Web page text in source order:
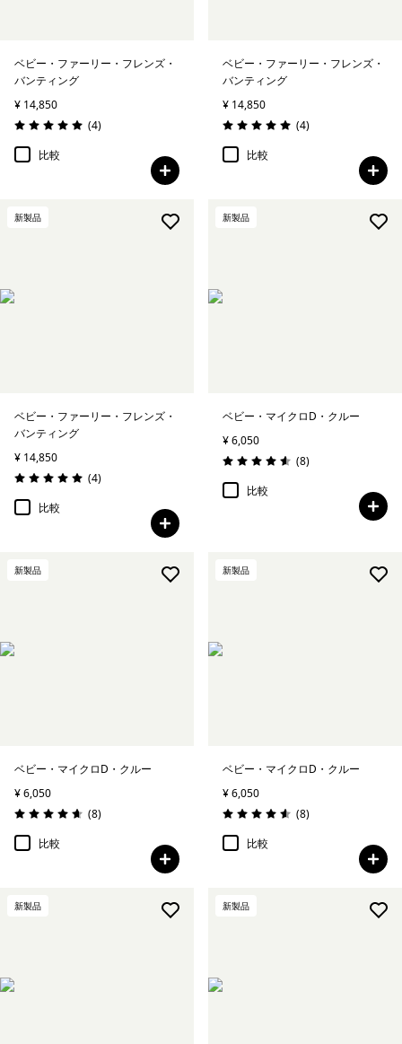
ベビー・ファーリー・フレンズ・
バンティング
¥ 14,850
評価: 5.0 / 5
(4レビュー
)
比較
ベビー・ファーリー・フレンズ・
バンティング
¥ 14,850
評価: 5.0 / 5
(4レビュー
)
比較
新製品
ベビー・ファーリー・フレンズ・
バンティング
¥ 14,850
評価: 5.0 / 5
(4レビュー
)
比較
新製品
ベビー・マイクロD・クルー
¥ 6,050
評価: 4.6 / 5
(8レビュー
)
比較
新製品
ベビー・マイクロD・クルー
¥ 6,050
評価: 4.6 / 5
(8レビュー
)
比較
新製品
ベビー・マイクロD・クルー
¥ 6,050
評価: 4.6 / 5
(8レビュー
)
比較
新製品 新製品